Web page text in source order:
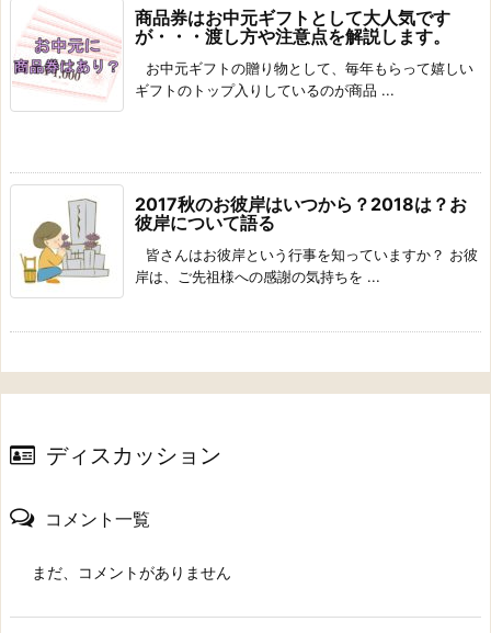
商品券はお中元ギフトとして大人気です
が・・・渡し方や注意点を解説します。
お中元ギフトの贈り物として、毎年もらって嬉しい
ギフトのトップ入りしているのが商品 ...
2017秋のお彼岸はいつから？2018は？お
彼岸について語る
皆さんはお彼岸という行事を知っていますか？ お彼
岸は、ご先祖様への感謝の気持ちを ...
ディスカッション
コメント一覧
まだ、コメントがありません